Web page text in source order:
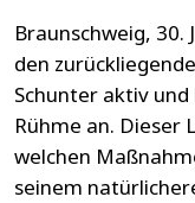
Braunschweig, 30.
den
Schunter aktiv
Rühme an.
welchen
seinem